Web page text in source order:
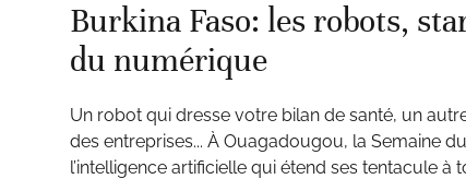
Burkina Faso: les robots,
du numérique
Un robot qui dresse votre bilan de santé, un
des entreprises... À Ouagadougou, la Semaine
l’intelligence artificielle qui étend ses tentacule à